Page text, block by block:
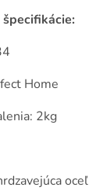
Home
2kg
oceľ